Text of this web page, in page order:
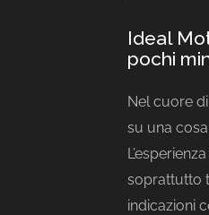
Ideal
pochi
Nel cuore di
su una
soprattutto
indicazioni